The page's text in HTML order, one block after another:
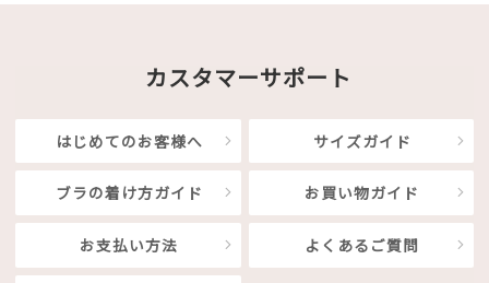
カスタマーサポート
はじめてのお客様へ サイズガイド
ブラの着け方ガイド お買い物ガイド
お支払い方法 よくあるご質問